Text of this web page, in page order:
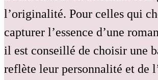
l’originalité. Pour celles qui
capturer l’essence d’une
il est conseillé de choisir une
reflète leur personnalité et de